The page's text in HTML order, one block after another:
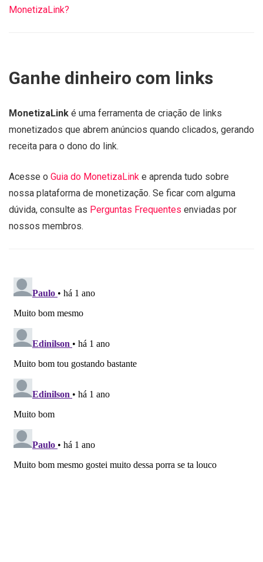
MonetizaLink?
Ganhe dinheiro com links
MonetizaLink é uma ferramenta de criação de links
monetizados que abrem anúncios quando clicados, gerando
receita para o dono do link.
Acesse o Guia do MonetizaLink e aprenda tudo sobre
nossa plataforma de monetização. Se ficar com alguma
dúvida, consulte as Perguntas Frequentes enviadas por
nossos membros.